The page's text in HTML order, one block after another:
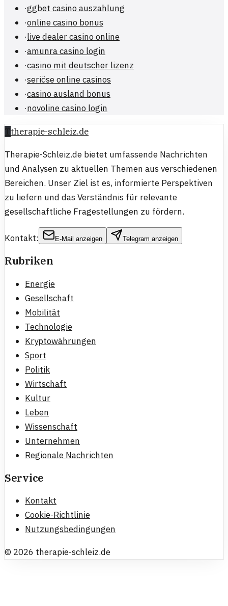
·ggbet casino auszahlung
·online casino bonus
·live dealer casino online
·amunra casino login
·casino mit deutscher lizenz
·seriöse online casinos
·casino ausland bonus
·novoline casino login
Ttherapie-schleiz.de
Therapie-Schleiz.de bietet umfassende Nachrichten
und Analysen zu aktuellen Themen aus verschiedenen
Bereichen. Unser Ziel ist es, informierte Perspektiven
zu liefern und das Verständnis für relevante
gesellschaftliche Fragestellungen zu fördern.
Kontakt: E-Mail anzeigen Telegram anzeigen
Rubriken
Energie
Gesellschaft
Mobilität
Technologie
Kryptowährungen
Sport
Politik
Wirtschaft
Kultur
Leben
Wissenschaft
Unternehmen
Regionale Nachrichten
Service
Kontakt
Cookie-Richtlinie
Nutzungsbedingungen
© 2026 therapie-schleiz.de